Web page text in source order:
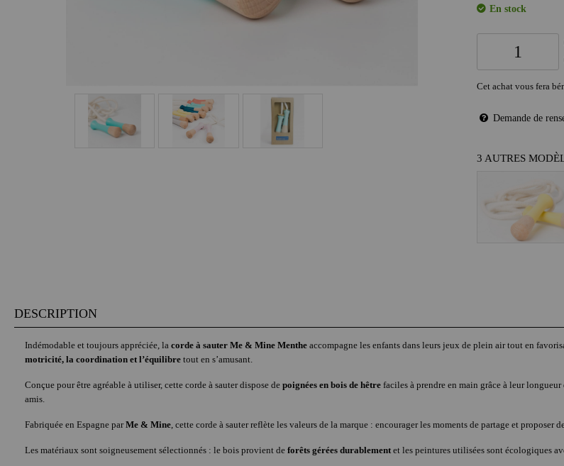
En stock
Cet achat vous fera
Demande de
3 AUTRES
DESCRIPTION
Indémodable et toujours appréciée, la corde à sauter Me & Mine Menthe accompagne les enfants dans leurs jeux de plein air tout en
motricité, la coordination et l’équilibre tout en s’amusant.
Conçue pour être agréable à utiliser, cette corde à sauter dispose de poignées en bois de hêtre faciles à prendre en main grâce à leur
amis.
Fabriquée en Espagne parMe & Mine , cette corde à sauter reflète les valeurs de la marque : encourager les moments de partage et proposer
Les matériaux sont soigneusement sélectionnés : le bois provient de forêts gérées durablement et les peintures utilisées sont écologiques